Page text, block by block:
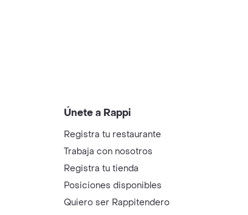
Únete a Rappi
Registra tu restaurante
Trabaja con nosotros
Registra tu tienda
Posiciones disponibles
Quiero ser Rappitendero